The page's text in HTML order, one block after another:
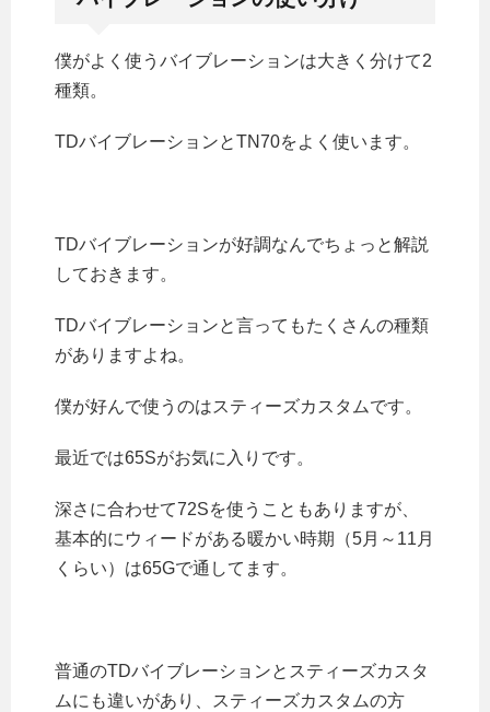
僕がよく使うバイブレーションは大きく分けて2
種類。
TDバイブレーションとTN70をよく使います。
TDバイブレーションが好調なんでちょっと解説
しておきます。
TDバイブレーションと言ってもたくさんの種類
がありますよね。
僕が好んで使うのはスティーズカスタムです。
最近では65Sがお気に入りです。
深さに合わせて72Sを使うこともありますが、
基本的にウィードがある暖かい時期（5月～11月
くらい）は65Gで通してます。
普通のTDバイブレーションとスティーズカスタ
ムにも違いがあり、スティーズカスタムの方